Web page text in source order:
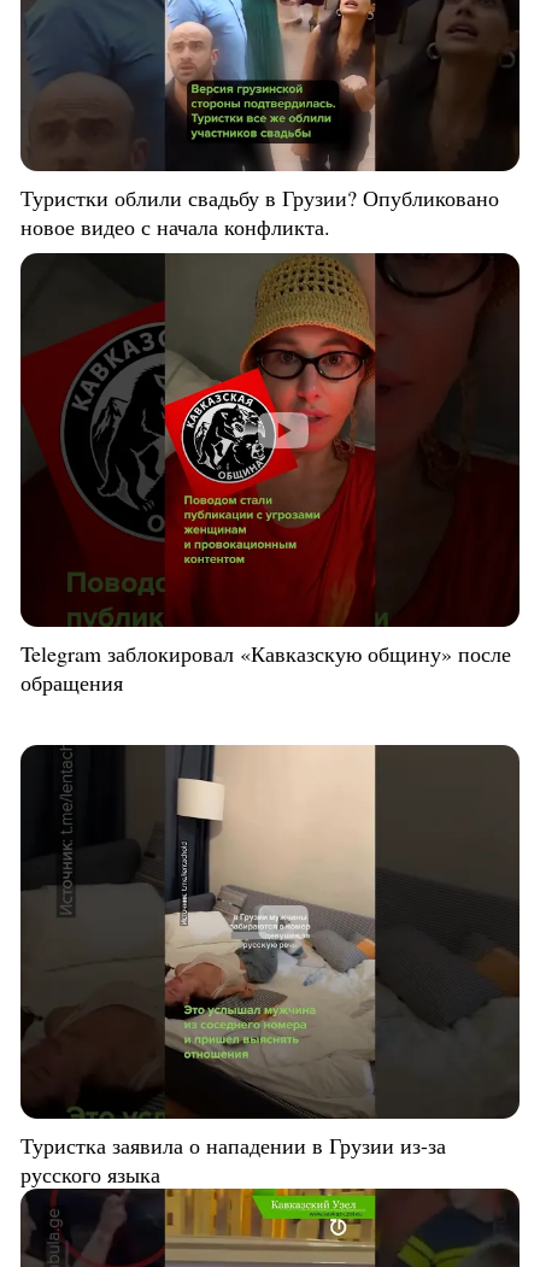
Туристки облили свадьбу в Грузии? Опубликовано
новое видео с начала конфликта.
Telegram заблокировал «Кавказскую общину» после
обращения
Туристка заявила о нападении в Грузии из-за
русского языка